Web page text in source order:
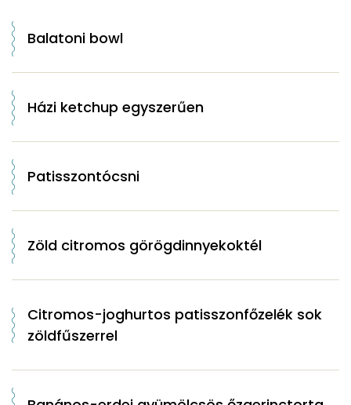
Balatoni bowl
Házi ketchup egyszerűen
Patisszontócsni
Zöld citromos görögdinnyekoktél
Citromos-joghurtos patisszonfőzelék sok
zöldfűszerrel